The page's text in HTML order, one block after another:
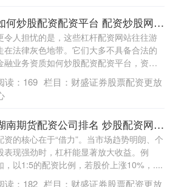
如何炒股配资配资平台 配资炒股网站：如何选取最佳？
令人担忧的是，这些杠杆配资网站往往游
在法律灰色地带。它们大多不具备合法的
融业务资质如何炒股配资配资平台，资金
全无....
读： 169 栏目： 财盛证券股票配资更放
湖南期货配资公司排名 炒股配资网站：投资必备选择
资的核心在于“借力”。当市场趋势明朗、个
表现强劲时，杠杆能显著放大收益。例
，以1:5的配资比例，若股价上涨10%，....
读： 182 栏目： 财盛证券股票配资更放